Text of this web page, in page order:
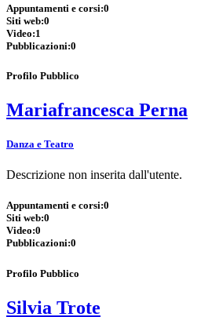
Appuntamenti e corsi:0
Siti web:0
Video:1
Pubblicazioni:0
Profilo Pubblico
Mariafrancesca Perna
Danza e Teatro
Descrizione non inserita dall'utente.
Appuntamenti e corsi:0
Siti web:0
Video:0
Pubblicazioni:0
Profilo Pubblico
Silvia Trote